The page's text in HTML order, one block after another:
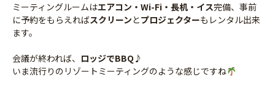
ミーティングルームはエアコン・Wi-Fi・長机・イス完備、事前
に予約をもらえればスクリーンとプロジェクターもレンタル出来
ます。
会議が終われば、 ロッジでBBQ♪
いま流行りのリゾートミーティングのような感じですね